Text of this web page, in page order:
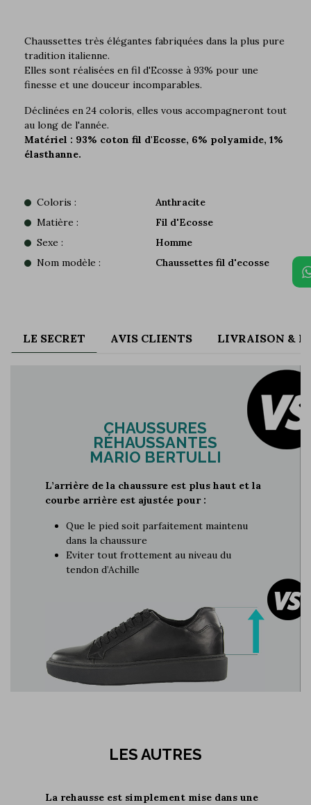
Chaussettes très élégantes fabriquées dans la plus pure
tradition italienne.
Elles sont réalisées en fil d'Ecosse à 93% pour une
finesse et une douceur incomparables.
Déclinées en 24 coloris, elles vous accompagneront tout
au long de l'année.
Matériel : 93% coton fil d'Ecosse, 6% polyamide, 1%
élasthanne.
Coloris :
Anthracite
Matière :
Fil d'Ecosse
Sexe :
Homme
Nom modèle :
Chaussettes fil d'ecosse
LE SECRET AVIS CLIENTS LIVRAISON &
CHAUSSURES
RÉHAUSSANTES
MARIO BERTULLI
L’arrière de la chaussure est plus haut et la
courbe arrière est ajustée pour :
Que le pied soit parfaitement maintenu
dans la chaussure
Eviter tout frottement au niveau du
tendon d’Achille
LES AUTRES
La rehausse est simplement mise dans une